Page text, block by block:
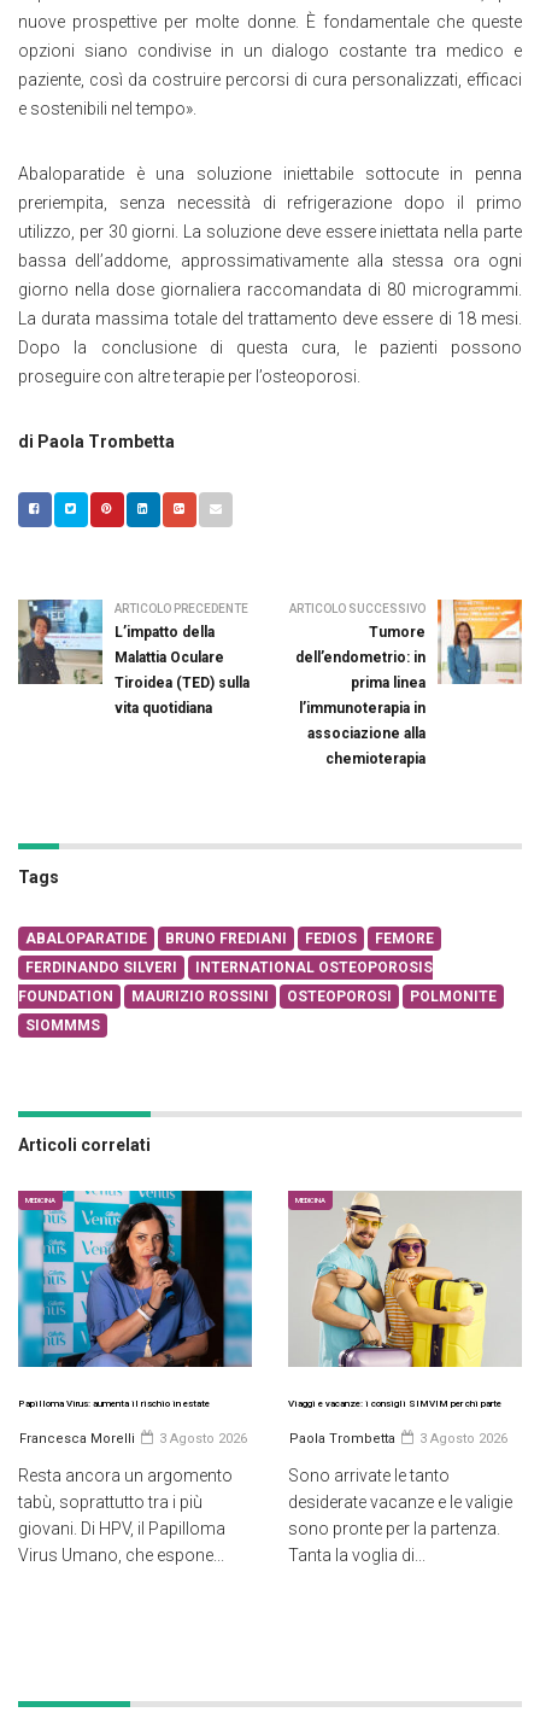
nuove prospettive per molte donne. È fondamentale che queste
opzioni siano condivise in un dialogo costante tra medico e
paziente, così da costruire percorsi di cura personalizzati, efficaci
e sostenibili nel tempo».
Abaloparatide è una soluzione iniettabile sottocute in penna
preriempita, senza necessità di refrigerazione dopo il primo
utilizzo, per 30 giorni. La soluzione deve essere iniettata nella parte
bassa dell’addome, approssimativamente alla stessa ora ogni
giorno nella dose giornaliera raccomandata di 80 microgrammi.
La durata massima totale del trattamento deve essere di 18 mesi.
Dopo la conclusione di questa cura, le pazienti possono
proseguire con altre terapie per l’osteoporosi.
di Paola Trombetta
ARTICOLO PRECEDENTE
L’impatto della
Malattia Oculare
Tiroidea (TED) sulla
vita quotidiana
ARTICOLO SUCCESSIVO
Tumore
dell’endometrio: in
prima linea
l’immunoterapia in
associazione alla
chemioterapia
Tags
ABALOPARATIDE BRUNO FREDIANI FEDIOS
FEMORE
FERDINANDO SILVERI
INTERNATIONAL OSTEOPOROSIS
FOUNDATION
MAURIZIO ROSSINI OSTEOPOROSI
POLMONITE
SIOMMMS
Articoli correlati
MEDICINA
Papilloma Virus: aumenta il rischio in estate
Francesca Morelli 3 Agosto 2026
Resta ancora un argomento
tabù, soprattutto tra i più
giovani. Di HPV, il Papilloma
Virus Umano, che espone...
MEDICINA
Viaggi e vacanze: i consigli SIMVIM per chi parte
Paola Trombetta 3 Agosto 2026
Sono arrivate le tanto
desiderate vacanze e le valigie
sono pronte per la partenza.
Tanta la voglia di...